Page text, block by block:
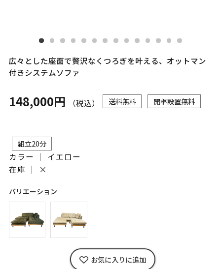
広々とした座面で贅沢なくつろぎを叶える、オットマン
付きシステムソファ
148,000円 （税込） 送料無料 開梱設置無料
組立20分
カラー ｜ イエロー
在庫 ｜
×
バリエーション
お気に入りに追加